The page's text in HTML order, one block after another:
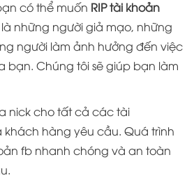
có thể muốn RIP tài khoản
những người giả mạo, những
người làm ảnh hưởng đến việc
bạn. Chúng tôi sẽ giúp bạn làm
nickcho tất cả các tài
khách hàng yêu cầu. Quá trình
fb nhanh chóng và an toàn